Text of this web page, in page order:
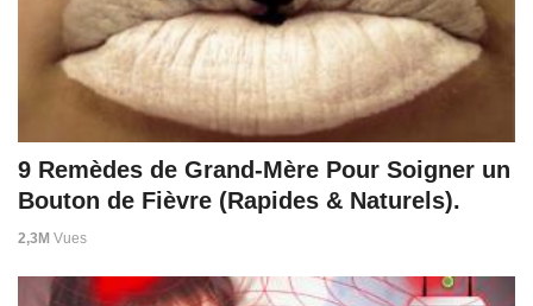
9 Remèdes de Grand-Mère Pour Soigner un
Bouton de Fièvre (Rapides & Naturels).
2,3M Vues